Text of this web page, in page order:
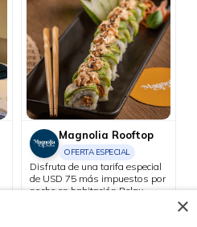
Magnolia Rooftop
OFERTA ESPECIAL
Disfruta de una tarifa especial
de USD 75 más impuestos por
noche en habitación Relax
×